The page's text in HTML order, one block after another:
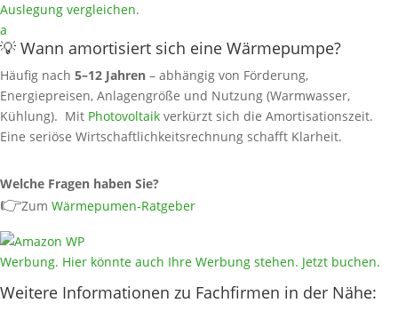
Auslegung vergleichen.
a
💡 Wann amortisiert sich eine Wärmepumpe?
Häufig nach 5–12 Jahren – abhängig von Förderung,
Energiepreisen, Anlagengröße und Nutzung (Warmwasser,
Kühlung). Mit Photovoltaik verkürzt sich die Amortisationszeit.
Eine seriöse Wirtschaftlichkeitsrechnung schafft Klarheit.
Welche Fragen haben Sie?
👉Zum Wärmepumen-Ratgeber
Werbung. Hier könnte auch Ihre Werbung stehen. Jetzt buchen.
Weitere Informationen zu Fachfirmen in der Nähe: